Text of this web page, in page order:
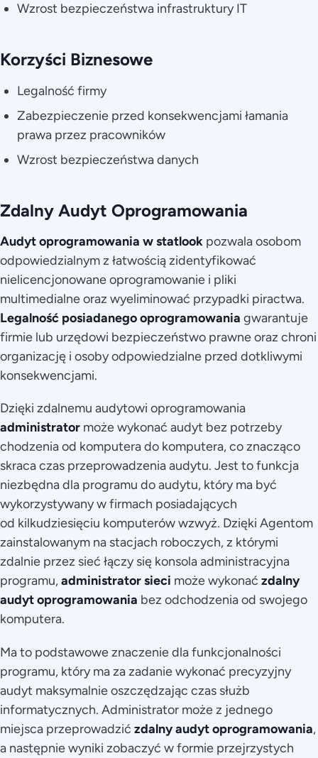
Wzrost bezpieczeństwa infrastruktury IT
Korzyści Biznesowe
Legalność firmy
Zabezpieczenie przed konsekwencjami łamania
prawa przez pracowników
Wzrost bezpieczeństwa danych
Zdalny Audyt Oprogramowania
Audyt oprogramowania w statlook pozwala osobom
odpowiedzialnym z łatwością zidentyfikować
nielicencjonowane oprogramowanie i pliki
multimedialne oraz wyeliminować przypadki piractwa.
Legalność posiadanego oprogramowania gwarantuje
firmie lub urzędowi bezpieczeństwo prawne oraz chroni
organizację i osoby odpowiedzialne przed dotkliwymi
konsekwencjami.
Dzięki zdalnemu audytowi oprogramowania
administrator może wykonać audyt bez potrzeby
chodzenia od komputera do komputera, co znacząco
skraca czas przeprowadzenia audytu. Jest to funkcja
niezbędna dla programu do audytu, który ma być
wykorzystywany w firmach posiadających
od kilkudziesięciu komputerów wzwyż. Dzięki Agentom
zainstalowanym na stacjach roboczych, z którymi
zdalnie przez sieć łączy się konsola administracyjna
programu,administrator sieci może wykonać zdalny
audyt oprogramowania bez odchodzenia od swojego
komputera.
Ma to podstawowe znaczenie dla funkcjonalności
programu, który ma za zadanie wykonać precyzyjny
audyt maksymalnie oszczędzając czas służb
informatycznych. Administrator może z jednego
miejsca przeprowadzić zdalny audyt oprogramowania,
a następnie wyniki zobaczyć w formie przejrzystych